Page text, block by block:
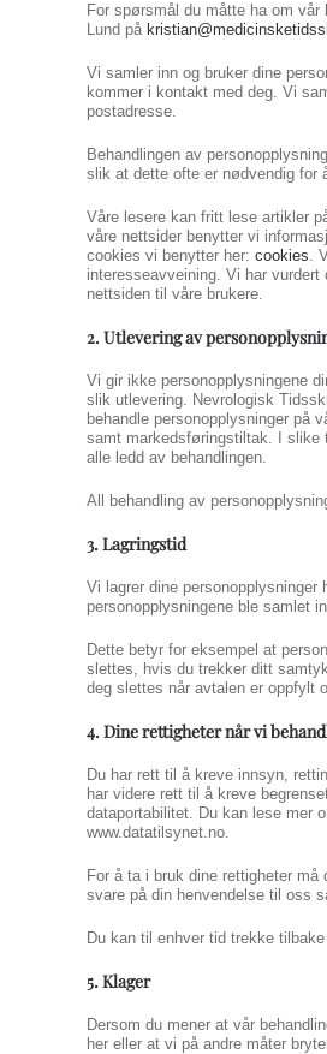
For spørsmål du måtte ha om
Lund på
Vi samler inn og bruker dine
kommer i kontakt med deg. Vi
postadresse.
Behandlingen av
slik at dette ofte er nødvendig for
Våre lesere kan fritt lese artikler
våre nettsider benytter vi
cookies vi benytter her: cookies.
interesseavveining. Vi har
nettsiden til våre brukere.
2. Utlevering av
Vi gir ikke personopplysningene
slik utlevering. Nevrologisk
behandle personopplysninger på
samt markedsføringstiltak. I slike
alle ledd av behandlingen.
All behandling av
3. Lagringstid
Vi lagrer dine personopplysninger
personopplysningene ble samlet
Dette betyr for eksempel at
slettes, hvis du trekker ditt
deg slettes når avtalen er oppfylt
4. Dine rettigheter når vi
Du har rett til å kreve innsyn,
har videre rett til å kreve
dataportabilitet. Du kan lese mer
www.datatilsynet.no.
For å ta i bruk dine rettigheter
svare på din henvendelse til oss
Du kan til enhver tid trekke
5. Klager
Dersom du mener at vår
her eller at vi på andre måter